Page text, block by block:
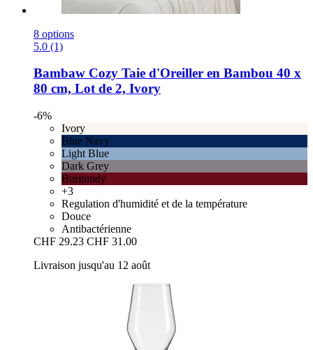
8 options
5.0 (1)
Bambaw Cozy Taie d'Oreiller en Bambou 40 x
80 cm, Lot de 2, Ivory
-6%
Ivory
Blue Navy
Light Blue
Dark Grey
Burgundy
+3
Regulation d'humidité et de la température
Douce
Antibactérienne
CHF 29.23 CHF 31.00
Livraison jusqu'au 12 août